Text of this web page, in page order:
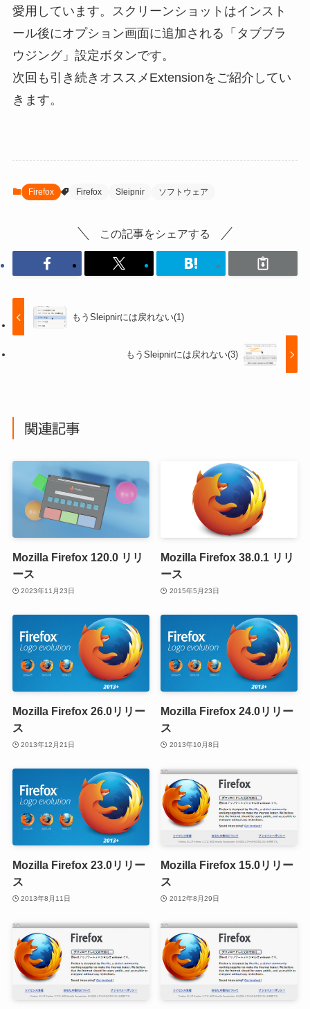
愛用しています。スクリーンショットはインスト
ール後にオプション画面に追加される「タブブラ
ウジング」設定ボタンです。
次回も引き続きオススメExtensionをご紹介してい
きます。
Firefox Firefox Sleipnir ソフトウェア
この記事をシェアする
もうSleipnirには戻れない(1)
もうSleipnirには戻れない(3)
関連記事
Mozilla Firefox 120.0 リリ
ース
2023年11月23日
Mozilla Firefox 38.0.1 リリ
ース
2015年5月23日
Mozilla Firefox 26.0リリー
ス
2013年12月21日
Mozilla Firefox 24.0リリー
ス
2013年10月8日
Mozilla Firefox 23.0リリー
ス
2013年8月11日
Mozilla Firefox 15.0リリー
ス
2012年8月29日